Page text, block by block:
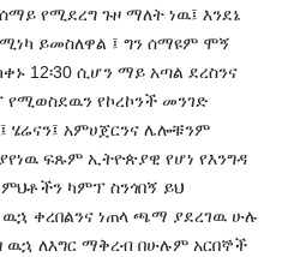
የሚደረግ ጉዞ ማለት ነዉ፤ እንደኔ
ይመስለዋል ፤ ግን ሰማዩም ሞኝ
12፡30 ሲሆን ማይ አጣል ደረስንና
የኮረኮንች መንገድ
ሄሬናን፤ አምሀጀርንና ሌሎቹንም
ፍጹም ኢትዮጵያዊ የሆነ የእንግዳ
ካምፕ ስንጎበኝ ይህ
ቀረበልንና ነጠላ ጫማ ያደረገዉ ሁሉ
ዉኋ ለእግር ማቅረብ በሁሉም አርበኞች